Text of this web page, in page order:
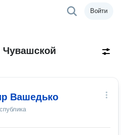
Войти
Чувашской
Вашедько